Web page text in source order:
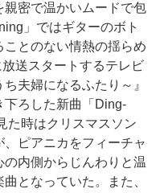
密で温かいムードで包
」ではギターのボト
とのない情熱の揺らめ
送スタートするテレビ
夫婦になるふたり～』
下ろした新曲「Ding-
た時はクリスマスソン
ピアニカをフィーチャ
内側からじんわりと温
となっていた。また、